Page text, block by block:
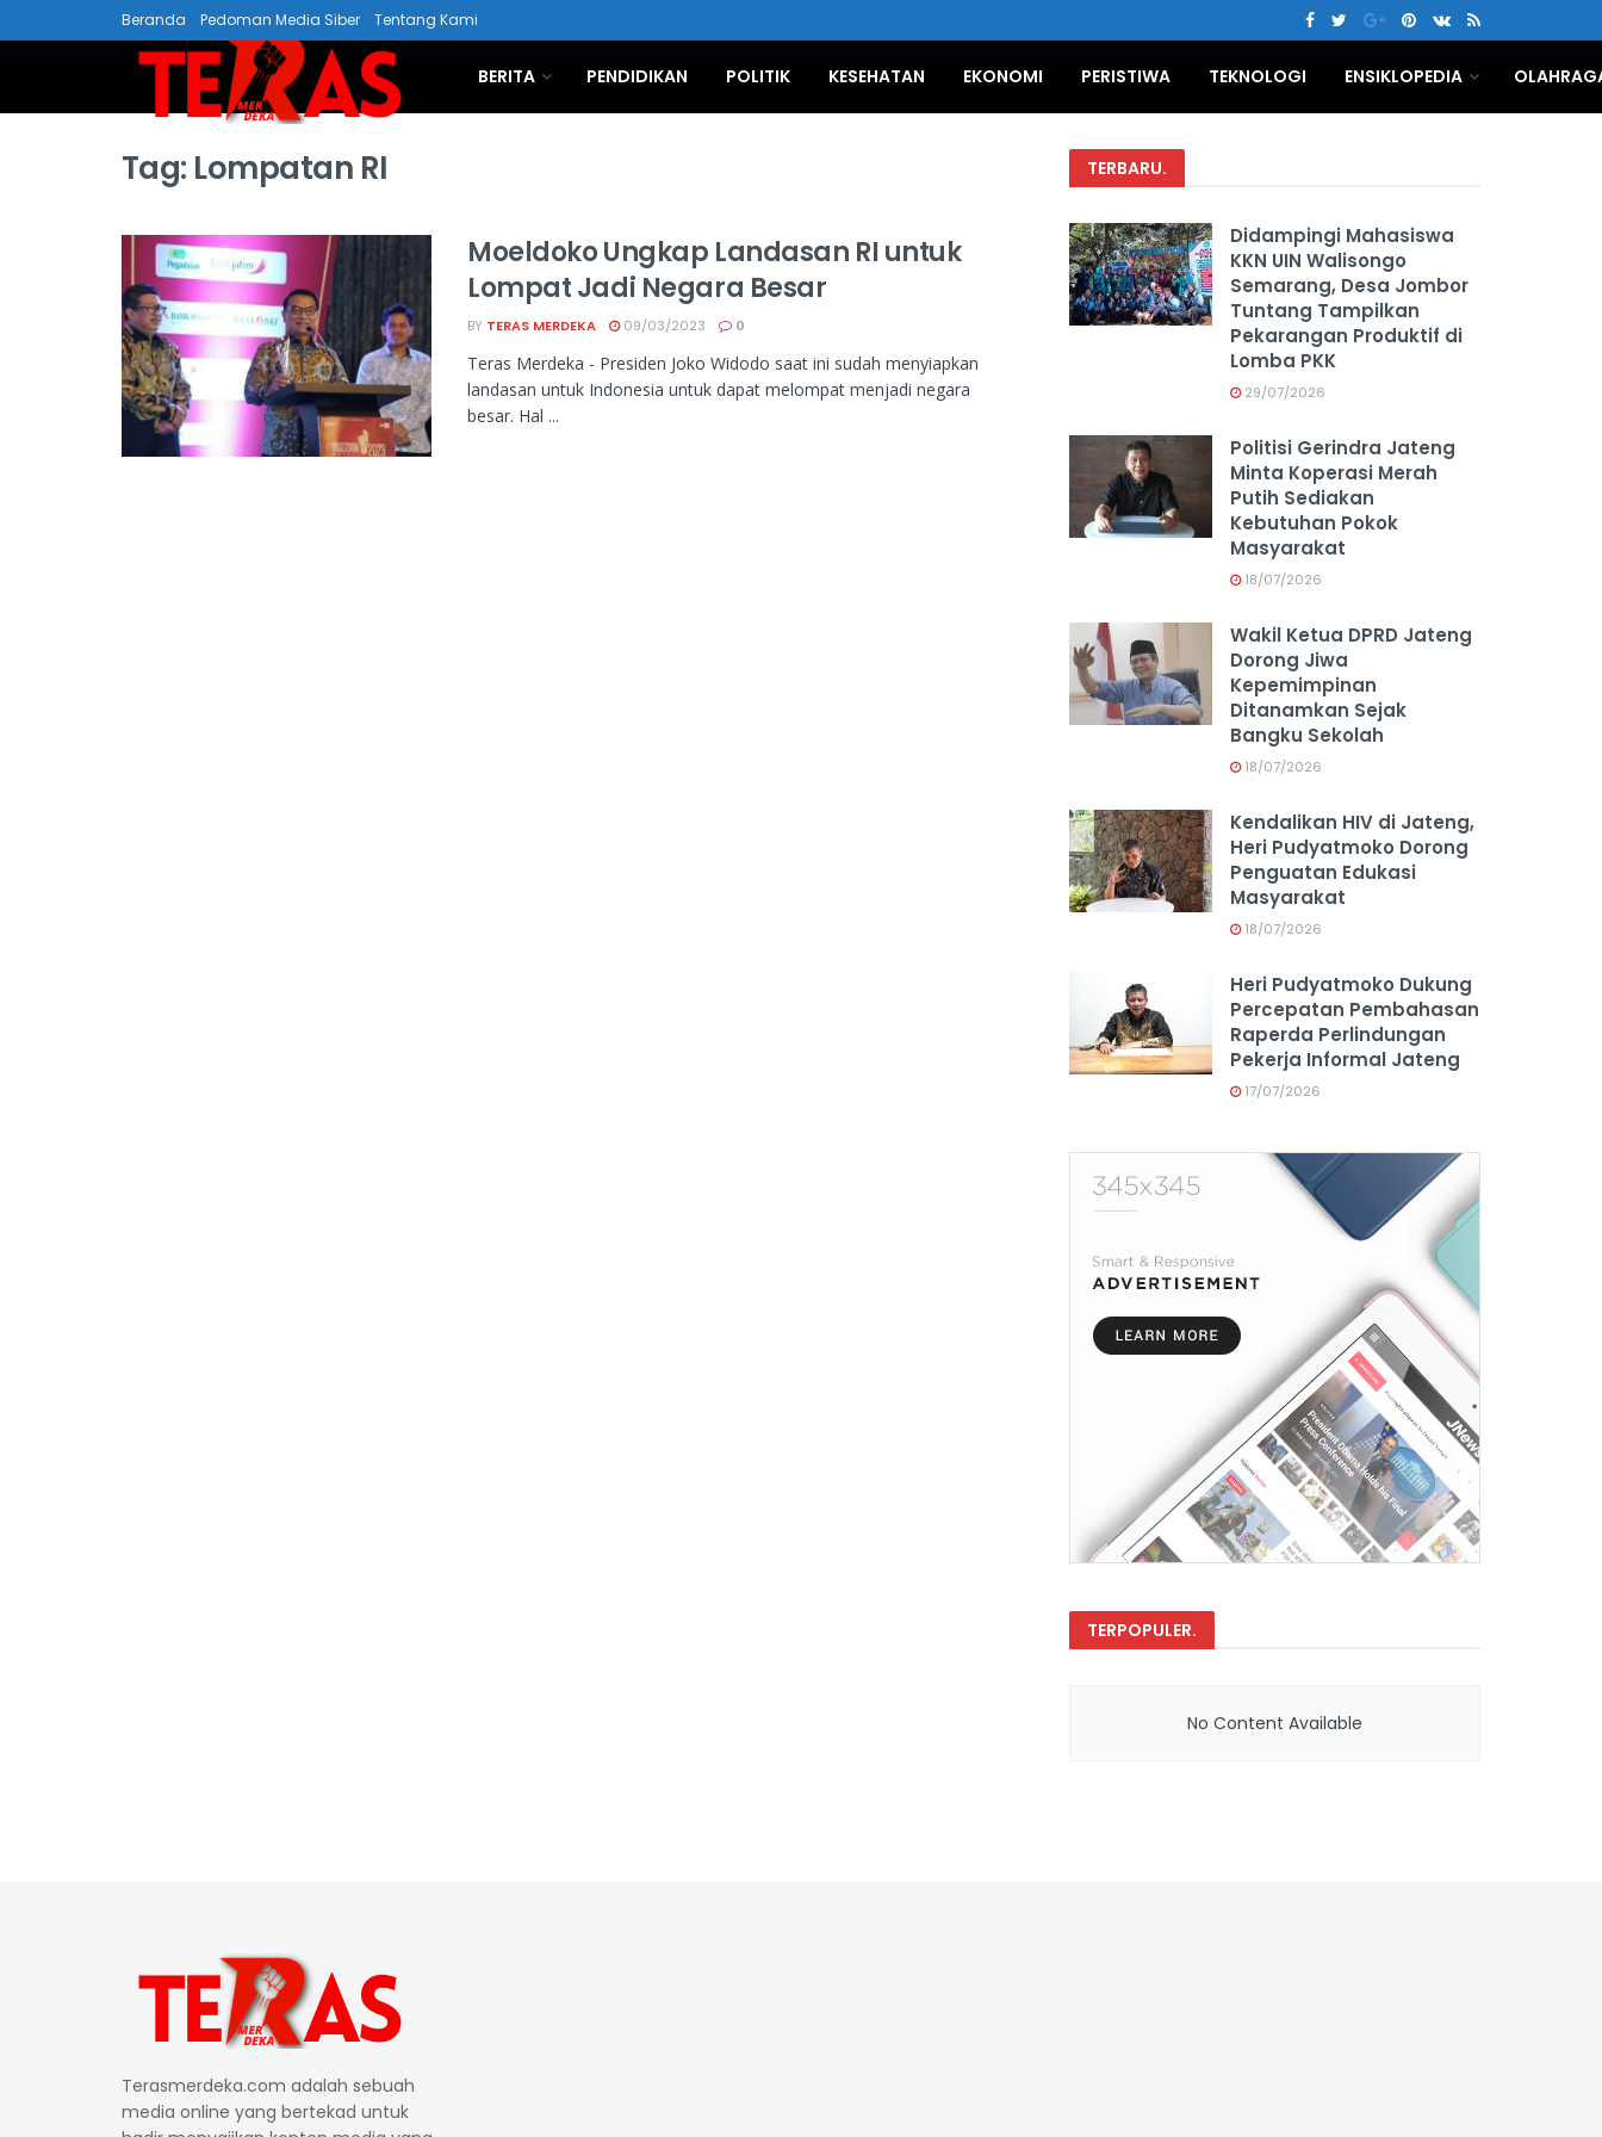
Beranda Pedoman Media Siber Tentang Kami
BERITA PENDIDIKAN POLITIK KESEHATAN EKONOMI PERISTIWA TEKNOLOGI ENSIKLOPEDIA
Tag: Lompatan RI
Moeldoko Ungkap Landasan RI untuk
Lompat Jadi Negara Besar
BY TERAS MERDEKA 09/03/2023 0
Teras Merdeka - Presiden Joko Widodo saat ini sudah menyiapkan
landasan untuk Indonesia untuk dapat melompat menjadi negara
besar. Hal ...
TERBARU.
Didampingi Mahasiswa
KKN UIN Walisongo
Semarang, Desa Jombor
Tuntang Tampilkan
Pekarangan Produktif di
Lomba PKK
29/07/2026
Politisi Gerindra Jateng
Minta Koperasi Merah
Putih Sediakan
Kebutuhan Pokok
Masyarakat
18/07/2026
Wakil Ketua DPRD Jateng
Dorong Jiwa
Kepemimpinan
Ditanamkan Sejak
Bangku Sekolah
18/07/2026
Kendalikan HIV di Jateng,
Heri Pudyatmoko Dorong
Penguatan Edukasi
Masyarakat
18/07/2026
Heri Pudyatmoko Dukung
Percepatan Pembahasan
Raperda Perlindungan
Pekerja Informal Jateng
17/07/2026
TERPOPULER.
No Content Available
Terasmerdeka.com adalah sebuah
media online yang bertekad untuk